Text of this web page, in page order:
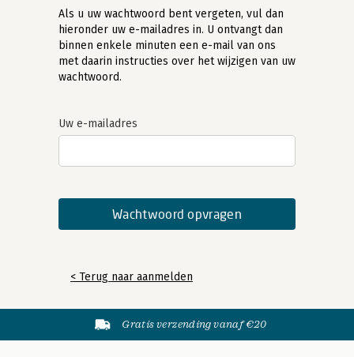
Als u uw wachtwoord bent vergeten, vul dan
hieronder uw e-mailadres in. U ontvangt dan
binnen enkele minuten een e-mail van ons
met daarin instructies over het wijzigen van uw
wachtwoord.
Uw e-mailadres
< Terug naar aanmelden
Gratis verzending vanaf €20